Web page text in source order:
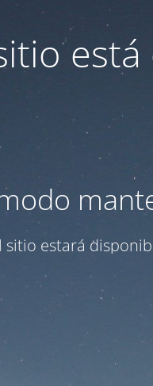
sitio estará